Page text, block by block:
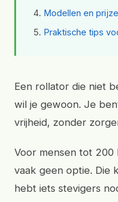
Modellen en
Praktische tips
Een rollator die niet
wil je gewoon. Je
vrijheid, zonder
Voor mensen tot 200
vaak geen optie. Die
hebt iets stevigers